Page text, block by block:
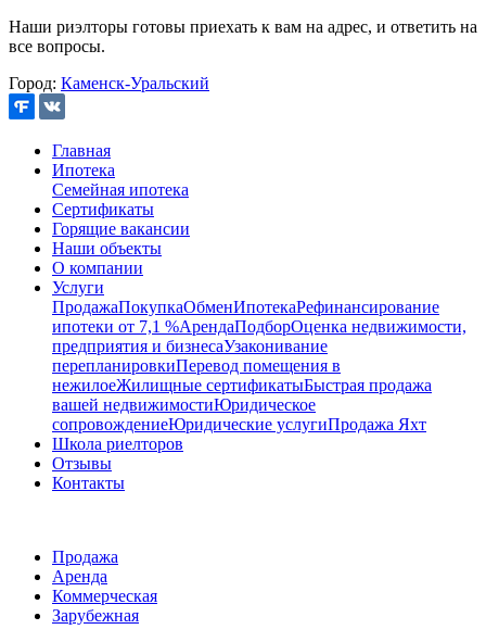
Наши риэлторы готовы приехать к вам на адрес, и ответить на
все вопросы.
Город: Каменск-Уральский
Главная
Ипотека
Семейная ипотека
Сертификаты
Горящие вакансии
Наши объекты
О компании
Услуги
ПродажаПокупкаОбменИпотекаРефинансирование
ипотеки от 7,1 %АрендаПодборОценка недвижимости,
предприятия и бизнесаУзаконивание
перепланировкиПеревод помещения в
нежилоеЖилищные сертификатыБыстрая продажа
вашей недвижимостиЮридическое
сопровождениеЮридические услугиПродажа Яхт
Школа риелторов
Отзывы
Контакты
Продажа
Аренда
Коммерческая
Зарубежная